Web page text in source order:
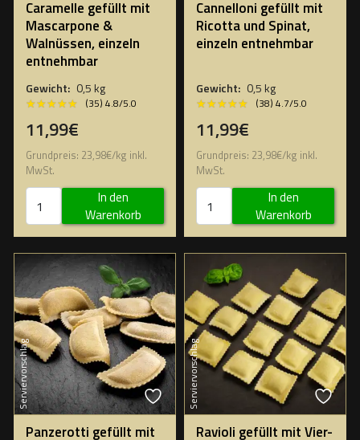
Caramelle gefüllt mit
Mascarpone &
Walnüssen, einzeln
entnehmbar
Gewicht: 0,5 kg
★★★★★
★★★★★ (35) 4.8/5.0
11,99€
Grundpreis: 23,98€/kg inkl.
MwSt.
In den
Warenkorb
Cannelloni gefüllt mit
Ricotta und Spinat,
einzeln entnehmbar
Gewicht: 0,5 kg
★★★★★
★★★★★ (38) 4.7/5.0
11,99€
Grundpreis: 23,98€/kg inkl.
MwSt.
In den
Warenkorb
Serviervorschlag
Panzerotti gefüllt mit
Serviervorschlag
Ravioli gefüllt mit Vier-